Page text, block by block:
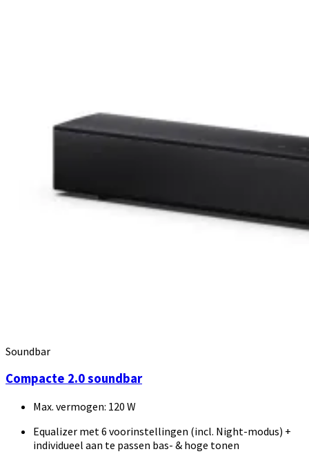
Soundbar
Compacte 2.0 soundbar
Max. vermogen: 120 W
Equalizer met 6 voorinstellingen (incl. Night-modus) +
individueel aan te passen bas- & hoge tonen